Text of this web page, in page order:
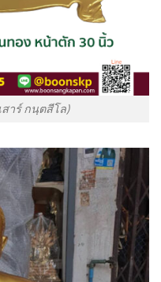
สาร์ กนฺตสีโล)